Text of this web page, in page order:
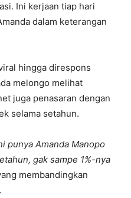
Ini kerjaan tiap hari
dalam keterangan
hingga direspons
melongo melihat
juga penasaran dengan
selama setahun.
punya Amanda Manopo
gak sampe 1%-nya
membandingkan